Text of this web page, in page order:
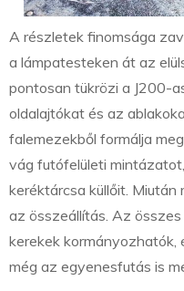
A részletek finomsága
a lámpatesteken át az
pontosan tükrözi a J200-
oldalajtókat és az
falemezekből formálja
vág futófelületi
keréktárcsa küllőit.
az összeállítás. Az
kerekek kormányozhatók,
még az egyenesfutás is